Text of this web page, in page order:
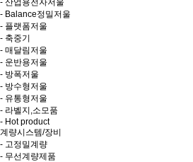
- 산업용전자저울
- Balance정밀저울
- 플랫폼저울
- 축중기
- 매달림저울
- 운반용저울
- 방폭저울
- 방수형저울
- 유통형저울
- 라벨지,소모품
- Hot product
계량시스템/장비
- 고정밀계량
- 무선계량제품